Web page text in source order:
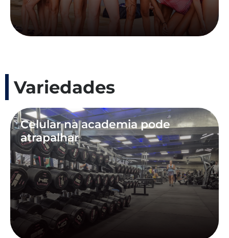
Variedades
Celular na academia pode
atrapalhar